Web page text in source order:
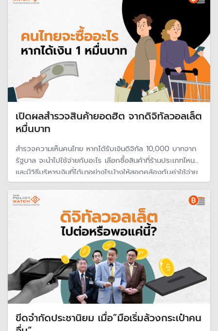
เปิดผลสำรวจสินค้ายอดฮิต จากดิจิทัลวอลเล็ต
หมื่นบาท
สำรวจความเห็นคนไทย หากได้รับเงินดิจิทัล 10,000 บาทจาก
รัฐบาล จะนำไปใช้จ่ายกับอะไร เลือกซื้อสินค้าที่ร้านประเภทไหน
และมีวิธีบริหารเงินที่ได้มาอย่างไรบ้างให้สอดคล้องกับค่าใช้จ่าย
ส่วนตัว
ขีดจำกัดประชานิยม เมื่อ”มือเริ่มล้วงกระเป๋าคน